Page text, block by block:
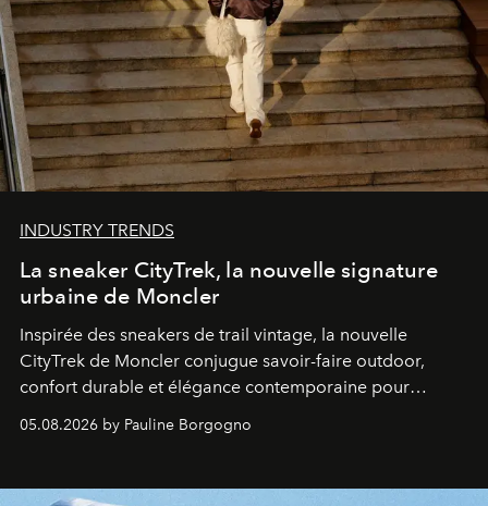
INDUSTRY TRENDS
La sneaker CityTrek, la nouvelle signature
urbaine de Moncler
Inspirée des sneakers de trail vintage, la nouvelle
CityTrek de Moncler conjugue savoir-faire outdoor,
confort durable et élégance contemporaine pour
05.08.2026 by Pauline Borgogno